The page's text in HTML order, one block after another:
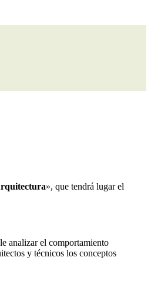
», que tendrá lugar el
analizar el comportamiento
y técnicos los conceptos